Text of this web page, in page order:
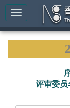
评审委员